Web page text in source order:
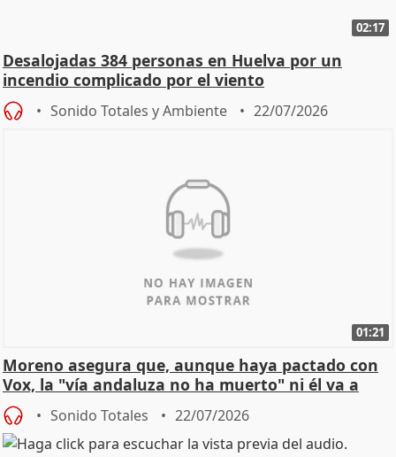
02:17
Desalojadas 384 personas en Huelva por un
incendio complicado por el viento
Sonido Totales y Ambiente 22/07/2026
01:21
Moreno asegura que, aunque haya pactado con
Vox, la "vía andaluza no ha muerto" ni él va a
"cambiar"
Sonido Totales 22/07/2026